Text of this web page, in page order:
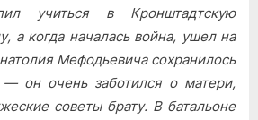
учиться в Кронштадтскую
а когда началась война, ушел на
Мефодьевича сохранилось
— он очень заботился о матери,
советы брату. В батальоне